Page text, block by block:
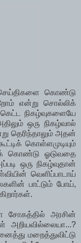
கொண்டு
என்று சொல்லிக்
நிகழ்வுகளையே
ஒரு நிகழ்வால்
தெரிந்தாலும் அதன்
கொள்ளமுடியும்
கொண்டு ஓடுவதை
ஒரு நிகழ்வுதான்
வெளிப்பாடாய்
பாட்டும் போய்,
சோகத்தில் அரசின்
மறைத்துவிட்டு